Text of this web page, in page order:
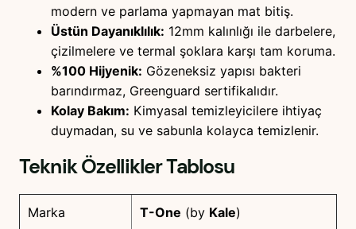
modern ve parlama yapmayan mat bitiş.
Üstün Dayanıklılık: 12mm kalınlığı ile darbelere,
çizilmelere ve termal şoklara karşı tam koruma.
%100 Hijyenik: Gözeneksiz yapısı bakteri
barındırmaz, Greenguard sertifikalıdır.
Kolay Bakım: Kimyasal temizleyicilere ihtiyaç
duymadan, su ve sabunla kolayca temizlenir.
Teknik Özellikler Tablosu
Marka T-One (by Kale)